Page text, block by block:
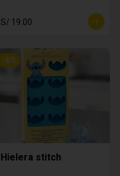
S/ 19.00
-6%
Hielera stitch